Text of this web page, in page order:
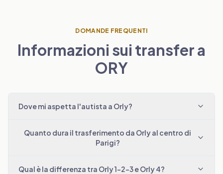
DOMANDE FREQUENTI
Informazioni sui transfer a
ORY
Dove mi aspetta l'autista a Orly?
Quanto dura il trasferimento da Orly al centro di
Parigi?
Qual è la differenza tra Orly 1-2-3 e Orly 4?